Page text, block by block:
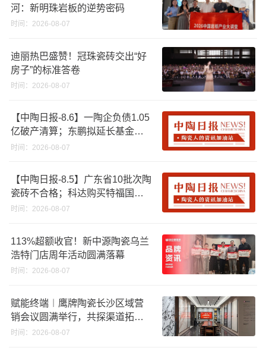
河：新明珠岩板的逆势密码
时间：2026-08-07
迪丽热巴盛赞！冠珠瓷砖交出“好
房子”的标准答卷
时间：2026-08-07
【中陶日报-8.6】一陶企负债1.05
亿破产清算；东鹏拟延长基金投
资期限；工信部开展建陶行业能
时间：2026-08-07
【中陶日报-8.5】广东省10批次陶
瓷砖不合格；科达购买特福国际
股份申请未通过；蒙娜丽莎5千万
破18亿元
时间：2026-08-07
113%超额收官！新中源陶瓷乌兰
浩特门店周年活动圆满落幕
时间：2026-08-07
赋能终端︱鹰牌陶瓷长沙区域营
销会议圆满举行，共探渠道拓展
与门店升级新路径
时间：2026-08-07